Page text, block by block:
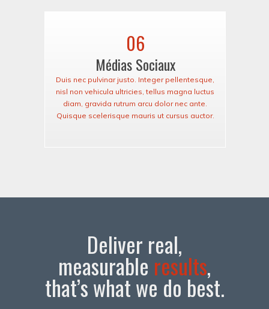
06
Médias Sociaux
Duis nec pulvinar justo. Integer pellentesque,
nisl non vehicula ultricies, tellus magna luctus
diam, gravida rutrum arcu dolor nec ante.
Quisque scelerisque mauris ut cursus auctor.
Deliver real,
measurable results,
that’s what we do best.